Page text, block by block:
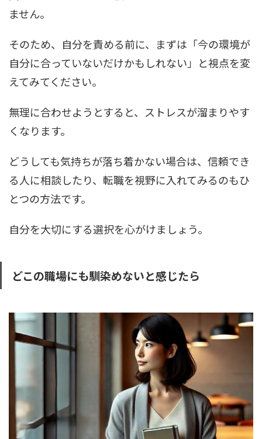
ません。
そのため、自分を責める前に、まずは「今の環境が
自分に合っていないだけかもしれない」と視点を変
えてみてください。
無理に合わせようとすると、ストレスが溜まりやす
くなります。
どうしても気持ちが落ち着かない場合は、信頼でき
る人に相談したり、転職を視野に入れてみるのもひ
とつの方法です。
自分を大切にする選択を心がけましょう。
どこの職場にも馴染めないと感じたら